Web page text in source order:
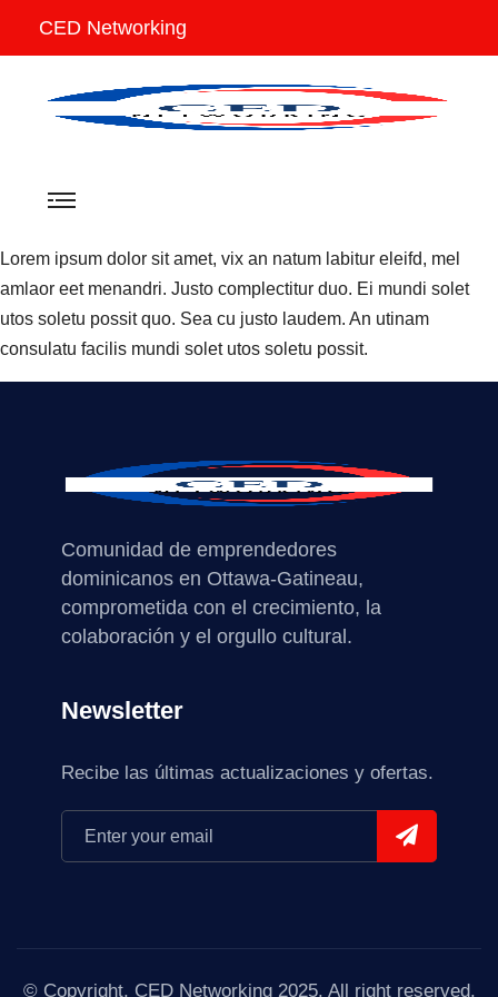
CED Networking
Lorem ipsum dolor sit amet, vix an natum labitur eleifd, mel
amlaor eet menandri. Justo complectitur duo. Ei mundi solet
utos soletu possit quo. Sea cu justo laudem. An utinam
consulatu facilis mundi solet utos soletu possit.
Comunidad de emprendedores
dominicanos en Ottawa-Gatineau,
comprometida con el crecimiento, la
colaboración y el orgullo cultural.
Newsletter
Recibe las últimas actualizaciones y ofertas.
© Copyright, CED Networking 2025. All right reserved.